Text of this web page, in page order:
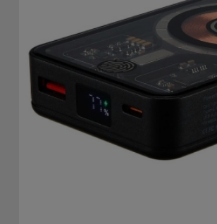
Computer
Aaccessoires
iPad en
Tablet
Accessoires